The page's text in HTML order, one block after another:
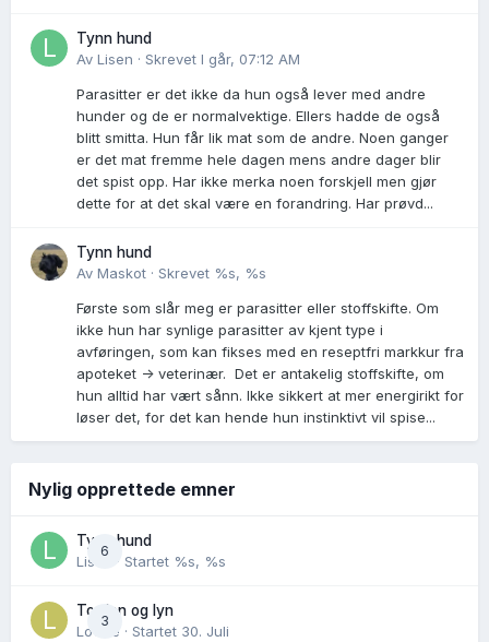
Tynn hund
Av Lisen · Skrevet I går, 07:12 AM
Parasitter er det ikke da hun også lever med andre
hunder og de er normalvektige. Ellers hadde de også
blitt smitta. Hun får lik mat som de andre. Noen ganger
er det mat fremme hele dagen mens andre dager blir
det spist opp. Har ikke merka noen forskjell men gjør
dette for at det skal være en forandring. Har prøvd...
Tynn hund
Av Maskot · Skrevet %s, %s
Første som slår meg er parasitter eller stoffskifte. Om
ikke hun har synlige parasitter av kjent type i
avføringen, som kan fikses med en reseptfri markkur fra
apoteket -> veterinær. Det er antakelig stoffskifte, om
hun alltid har vært sånn. Ikke sikkert at mer energirikt for
løser det, for det kan hende hun instinktivt vil spise...
Nylig opprettede emner
6
Tynn hund
Lisen
· Startet %s, %s
3
Torden og lyn
Lovise · Startet 30. Juli